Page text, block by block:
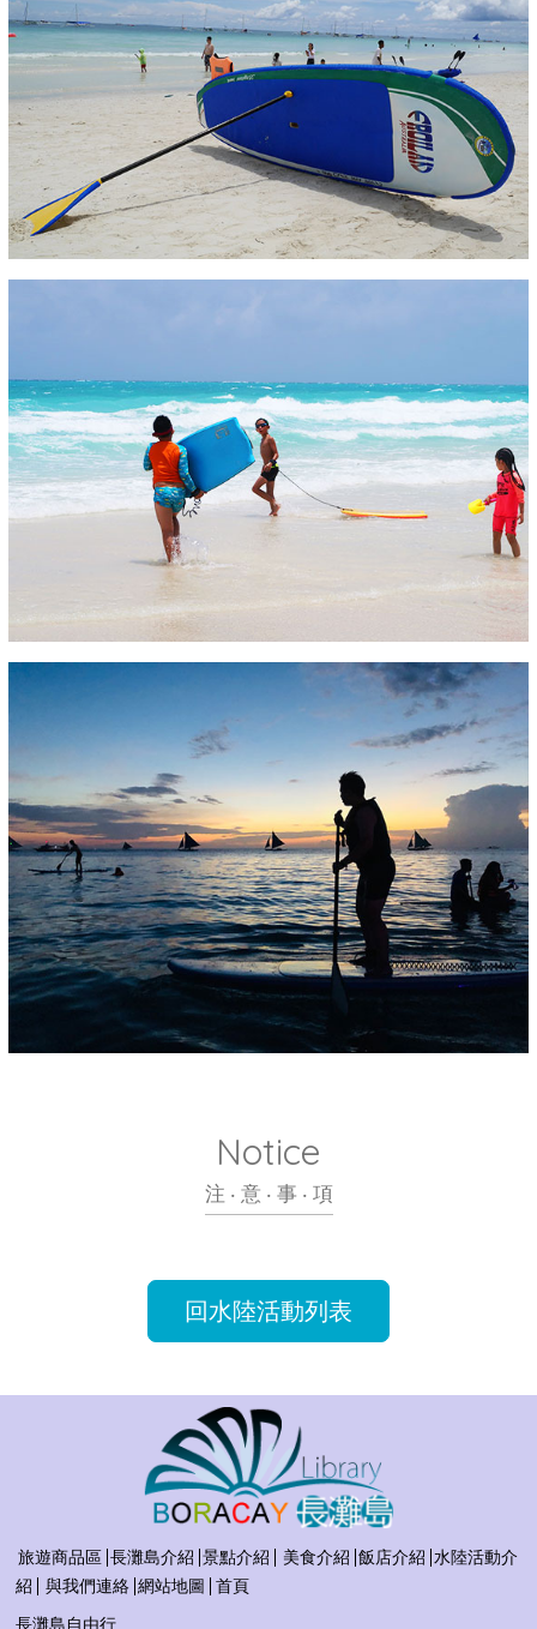
Notice
注 ‧ 意 ‧ 事 ‧ 項
回水陸活動列表
旅遊商品區 長灘島介紹 景點介紹 美食介紹 飯店介紹 水陸活動介
紹
與我們連絡 網站地圖 首頁
長灘島自由行